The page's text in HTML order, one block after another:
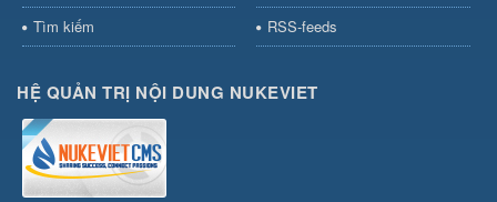
Tìm kiếm
RSS-feeds
HỆ QUẢN TRỊ NỘI DUNG NUKEVIET